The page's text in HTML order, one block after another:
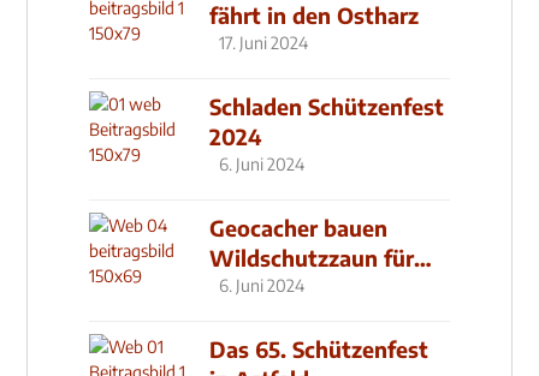
fährt in den Ostharz
17. Juni 2024
Schladen Schützenfest
2024
6. Juni 2024
Geocacher bauen
Wildschutzzaun für
den MachMit! Wald
6. Juni 2024
Das 65. Schützenfest